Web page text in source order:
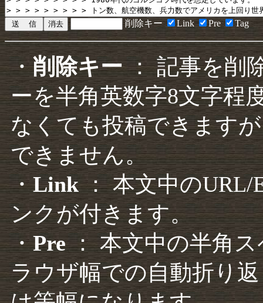
削除キー Link Pre Tag
・削除キー： 記事を削
ーを半角英数字8文字程
なくても投稿できます
できません。
・Link： 本文中のURL/
ンクが付きます。
・Pre： 本文中の半角
ラウザ幅での自動折り